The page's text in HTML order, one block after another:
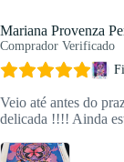
Mariana Provenza
Comprador Verificado
Veio até antes do
delicada !!!! Ainda